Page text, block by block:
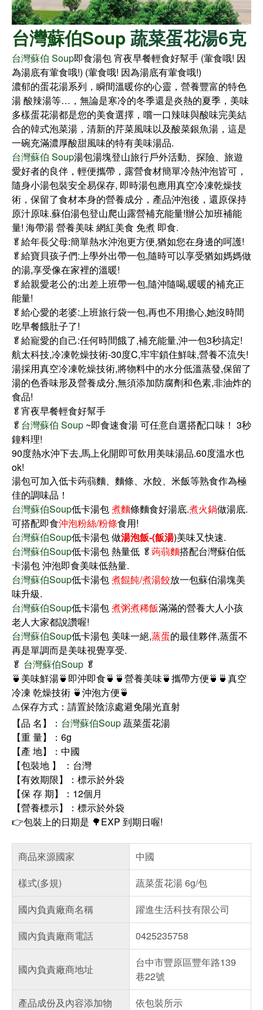
台灣蘇伯Soup蔬菜蛋花湯6克
台灣蘇伯 Soup即食湯包 宵夜早餐輕食好幫手 (葷食哦! 因
為湯底有葷食哦!) (葷食哦! 因為湯底有葷食哦!)
濃郁的蛋花湯系列，瞬間溫暖你的心靈，營養豐富的特色
湯 酸辣湯等…，無論是寒冷的冬季還是炎熱的夏季，美味
多樣蛋花湯都是您的美食選擇，嚐一口辣味與酸味完美結
合的韓式泡菜湯，清新的芹菜風味以及酸菜銀魚湯，這是
一碗充滿濃厚酸甜風味的特有美味湯品.
台灣蘇伯 Soup湯包湯塊登山旅行戶外活動、探險、旅遊
愛好者的良伴，輕便攜帶，露營食材簡單冷熱沖泡皆可，
隨身小湯包裝安全易保存, 即時湯包應用真空冷凍乾燥技
術，保留了食材本身的營養成分，產品沖泡後，還原保持
原汁原味.蘇伯湯包登山爬山露營補充能量!辦公加班補能
量! 海帶湯 營養美味 網紅美食 免煮 即食.
🥬給年長父母:簡單熱水沖泡更方便,猶如您在身邊的呵護!
🥬給寶貝孩子們:上學外出帶一包,隨時可以享受猶如媽媽做
的湯,享受像在家裡的溫暖!
🥬給親愛老公的:出差上班帶一包,隨沖隨喝,暖暖的補充正
能量!
🥬給心愛的老婆:上班旅行袋一包,再也不用擔心,她沒時間
吃早餐餓肚子了!
🥬給寵愛的自己:任何時間餓了,補充能量,沖一包3秒搞定!
航太科技,冷凍乾燥技術-30度C,牢牢鎖住鮮味,營養不流失!
湯採用真空冷凍乾燥技術,將物料中的水分低溫蒸發,保留了
湯的色香味形及營養成分,無須添加防腐劑和色素,非油炸的
食品!
🥬宵夜早餐輕食好幫手
🥬 台灣蘇伯 Soup ~即食速食湯 可任意自選搭配口味！ 3秒
鐘料理!
90度熱水沖下去,馬上化開即可飲用美味湯品.60度溫水也
ok!
湯包可加入低卡蒟蒻麵、麵條、水餃、米飯等熟食作為極
佳的調味品！
台灣蘇伯Soup低卡湯包煮麵條麵食好湯底.煮火鍋做湯底.
可搭配即食沖泡粉絲/粉條食用!
台灣蘇伯Soup低卡湯包 做湯泡飯-(飯湯)美味又快速.
台灣蘇伯Soup低卡湯包 熱量低 🥬蒟蒻麵搭配台灣蘇伯低
卡湯包 沖泡即食美味低熱量.
台灣蘇伯Soup低卡湯包煮餛飩/煮湯餃放一包蘇伯湯塊美
味升級.
台灣蘇伯Soup低卡湯包煮粥煮稀飯滿滿的營養大人小孩
老人大家都說讚喔!
台灣蘇伯Soup低卡湯包 美味一絕,蒸蛋的最佳夥伴,蒸蛋不
再是單調而是美味視覺享受.
🥬 台灣蘇伯Soup 🥬
🍵美味鮮湯🍵即沖即食🍵🍵營養美味🍵攜帶方便🍵🍵真空
冷凍 乾燥技術 🍵沖泡方便🍵
⚠️保存方式：請置於陰涼處避免陽光直射
【品 名】： 台灣蘇伯Soup蔬菜蛋花湯
【重 量】：6g
【產 地】：中國
【包裝地 】 ：台灣
【有效期限】：標示於外袋
【保 存 期】：12個月
【營養標示】：標示於外袋
👉包裝上的日期是 🌳EXP 到期日喔!
商品來源國家
中國
樣式(多規)
蔬菜蛋花湯 6g/包
國內負責廠商名稱
躍進生活科技有限公司
國內負責廠商電話
0425235758
國內負責廠商地址
台中市豐原區豐年路139
巷22號
產品成份及內容添加物
依包裝所示